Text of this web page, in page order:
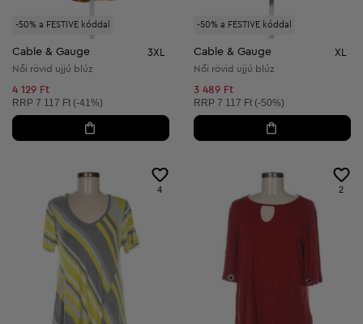
-50% a FESTIVE kóddal
Cable & Gauge 3XL
Női rövid ujjú blúz
4 129 Ft
Ajánlott ár:
RRP 7 117 Ft (-41%)
-50% a FESTIVE kóddal
Cable & Gauge XL
Női rövid ujjú blúz
3 489 Ft
Ajánlott ár:
RRP 7 117 Ft (-50%)
4 2